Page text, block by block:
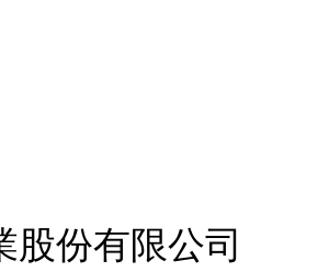
股份有限公司